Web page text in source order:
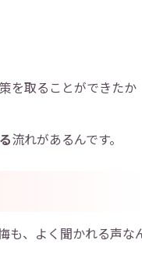
を取ることができたか
流れがあるんです。
も、よく聞かれる声な